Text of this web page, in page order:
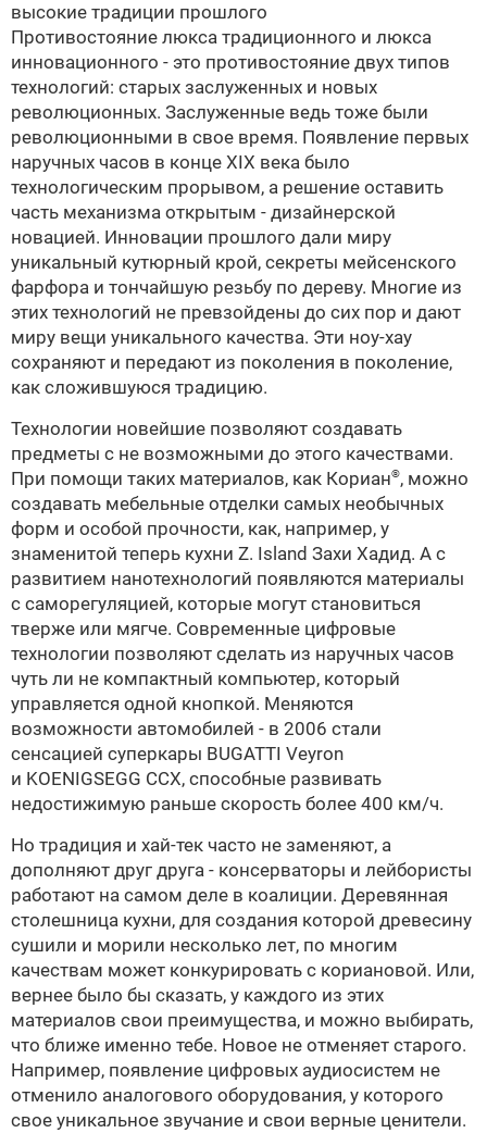
высокие традиции прошлого
Противостояние люкса традиционного и люкса
инновационного - это противостояние двух типов
технологий: старых заслуженных и новых
революционных. Заслуженные ведь тоже были
революционными в свое время. Появление первых
наручных часов в конце XIX века было
технологическим прорывом, а решение оставить
часть механизма открытым - дизайнерской
новацией. Инновации прошлого дали миру
уникальный кутюрный крой, секреты мейсенского
фарфора и тончайшую резьбу по дереву. Многие из
этих технологий не превзойдены до сих пор и дают
миру вещи уникального качества. Эти ноу-хау
сохраняют и передают из поколения в поколение,
как сложившуюся традицию.
Технологии новейшие позволяют создавать
предметы с не возможными до этого качествами.
При помощи таких материалов, как Кориан®, можно
создавать мебельные отделки самых необычных
форм и особой прочности, как, например, у
знаменитой теперь кухни Z. Island Захи Хадид. А с
развитием нанотехнологий появляются материалы
с саморегуляцией, которые могут становиться
тверже или мягче. Современные цифровые
технологии позволяют сделать из наручных часов
чуть ли не компактный компьютер, который
управляется одной кнопкой. Меняются
возможности автомобилей - в 2006 стали
сенсацией суперкары BUGATTI Veyron
и KOENIGSEGG CCX, способные развивать
недостижимую раньше скорость более 400 км/ч.
Но традиция и хай-тек часто не заменяют, а
дополняют друг друга - консерваторы и лейбористы
работают на самом деле в коалиции. Деревянная
столешница кухни, для создания которой древесину
сушили и морили несколько лет, по многим
качествам может конкурировать с кориановой. Или,
вернее было бы сказать, у каждого из этих
материалов свои преимущества, и можно выбирать,
что ближе именно тебе. Новое не отменяет старого.
Например, появление цифровых аудиосистем не
отменило аналогового оборудования, у которого
свое уникальное звучание и свои верные ценители.